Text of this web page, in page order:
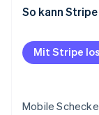
Bildvalidierung
Verifizierung
Detaillierte
So kann
Mit Stripe
Mobile